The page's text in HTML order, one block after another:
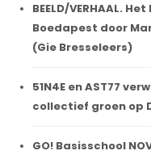
BEELD/VERHAAL.
Boedapest door
(Gie Bresseleers)
51N4E en AST77
collectief groen op
GO! Basisschool